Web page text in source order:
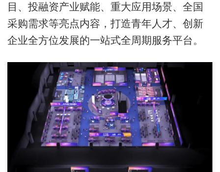
目、投融资产业赋能、重大应用场景、全国
采购需求等亮点内容，打造青年人才、创新
企业全方位发展的一站式全周期服务平台。